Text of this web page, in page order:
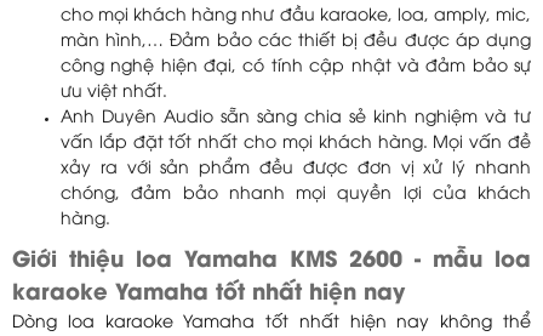
cho mọi khách hàng như đầu karaoke, loa, amply, mic,
màn hình,… Đảm bảo các thiết bị đều được áp dụng
công nghệ hiện đại, có tính cập nhật và đảm bảo sự
ưu việt nhất.
Anh Duyên Audio sẵn sàng chia sẻ kinh nghiệm và tư
vấn lắp đặt tốt nhất cho mọi khách hàng. Mọi vấn đề
xảy ra với sản phẩm đều được đơn vị xử lý nhanh
chóng, đảm bảo nhanh mọi quyền lợi của khách
hàng.
Giới thiệu loa Yamaha KMS 2600 - mẫu loa
karaoke Yamaha tốt nhất hiện nay
Dòng loa karaoke Yamaha tốt nhất hiện nay không thể